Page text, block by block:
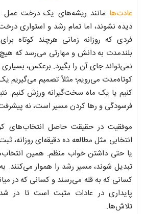
عادت‌ها مانند ریشه‌های یک درخت عمل
دیده نشوند، اما تمام رشد و استواری
فردی که روزانه زمانی هرچند کوتاه
بلندمدت به دانش و مهارتی می‌رسد که
نمی‌تواند جای آن را بگیرد. برعکس،
کوتاه‌مدت می‌رویم؛ مثلاً تصمیم می‌گیریم یک
کنیم یا یک ماه سخت‌گیرانه ورزش کنیم.
فرسودگی و رها کردن مسیر است، نه
موفقیت در حقیقت حاصل انتخاب‌های
انتخابی مثل مطالعه ده دقیقه‌ای روزانه،
یا حتی داشتن خواب منظم. همین
تبدیل شوند، مسیر رشد را هموار می‌کنند.
کسانی که به قله می‌رسند و کسانی که در
پایداری در عادات مثبت است تا در
تلاش‌ها.